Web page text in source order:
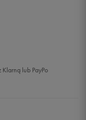
lub PayPo